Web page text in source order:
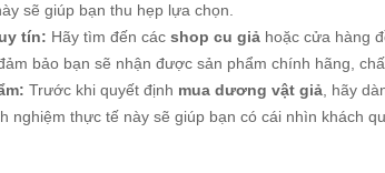
sẽ giúp bạn thu hẹp lựa chọn.
tín: Hãy tìm đến các shop cu giả hoặc cửa hàng
bảo bạn sẽ nhận được sản phẩm chính hãng,
Trước khi quyết định mua dương vật giả , hãy
nghiệm thực tế này sẽ giúp bạn có cái nhìn khách